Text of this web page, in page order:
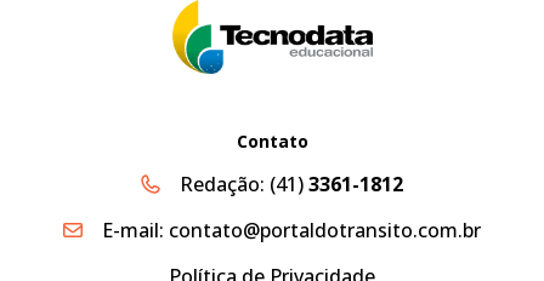
Contato
Redação: (41)3361-1812
E-mail: contato@portaldotransito.com.br